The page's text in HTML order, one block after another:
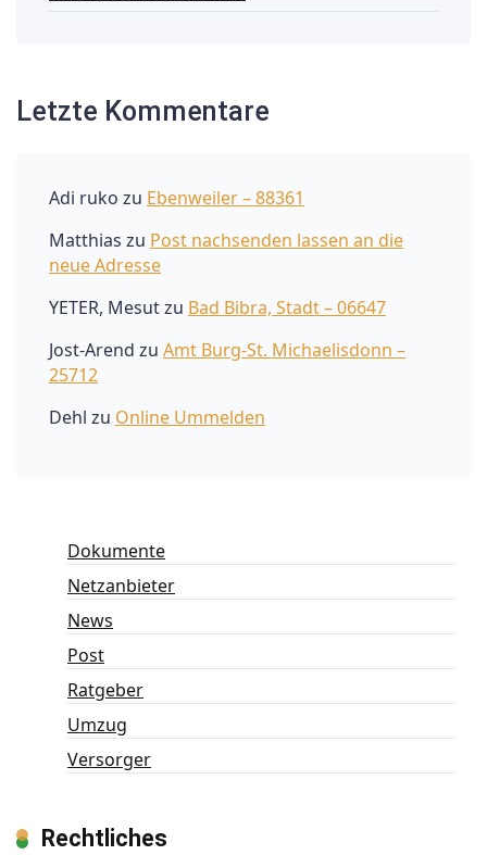
Letzte Kommentare
Adi ruko zu Ebenweiler – 88361
Matthias zu Post nachsenden lassen an die
neue Adresse
YETER, Mesutzu Bad Bibra, Stadt – 06647
Jost-Arend zu Amt Burg-St. Michaelisdonn –
25712
Dehl zu Online Ummelden
Dokumente
Netzanbieter
News
Post
Ratgeber
Umzug
Versorger
Rechtliches